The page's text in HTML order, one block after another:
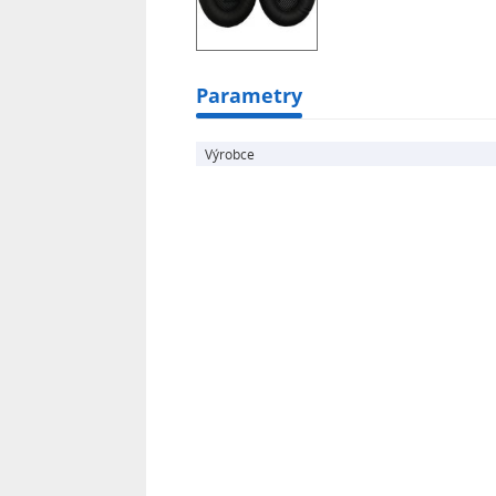
Bose QuietComfort 25
Bose QuietComfort 35
Parametry
Výrobce